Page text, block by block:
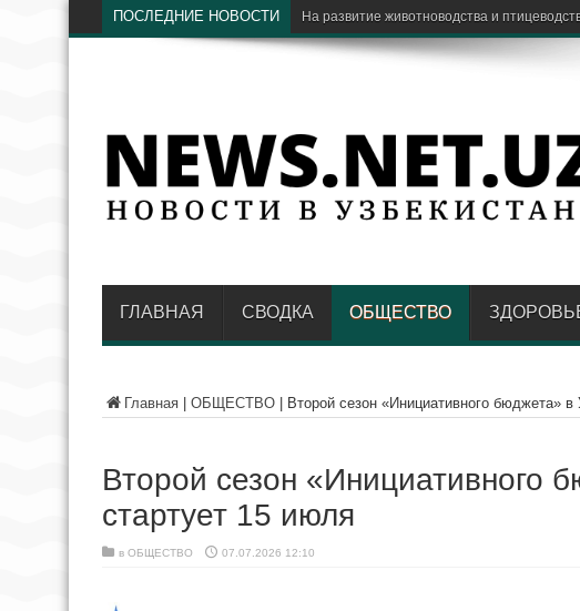
ПОСЛЕДНИЕ НОВОСТИ В Узб
ГЛАВНАЯ СВОДКА ОБЩЕСТВО
Главная ОБЩЕСТВО Второй сезон «Инициативного бюджета» в
Второй сезон «Инициативного
стартует 15 июля
в ОБЩЕСТВО 07.07.2026 12:10